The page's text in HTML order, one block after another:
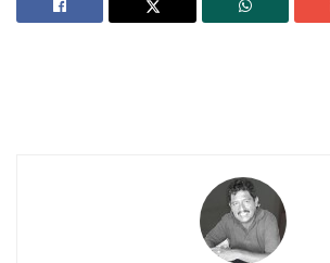
bonita”, recalcó Paty, la
acababa de leer minutos antes.